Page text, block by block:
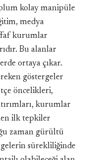
kolay manipüle
medya
kurumlar
Bu alanlar
ortaya çıkar.
göstergeler
öncelikleri,
kurumlar
ilk tepkiler
zaman gürültü
sürekliliğinde